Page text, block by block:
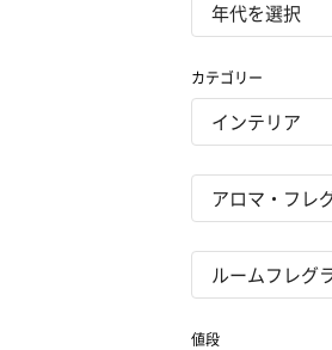
カテゴリー
値段